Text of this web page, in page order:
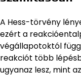
A Hess-törvény
ezért a
végállapotoktól
reakciót több
ugyanaz lesz, mint